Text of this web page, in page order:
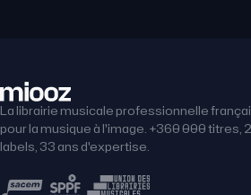
La librairie musicale professionnelle
pour la musique à l'image. +360 000 titres,
labels, 33 ans d'expertise.